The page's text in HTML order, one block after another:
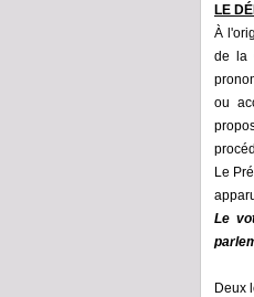
LE
À
de la
ou
Le
Le
Deux